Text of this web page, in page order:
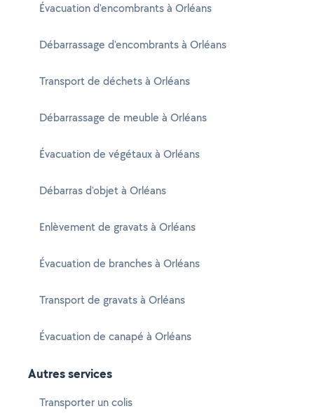
Évacuation d'encombrants à Orléans
Débarrassage d'encombrants à Orléans
Transport de déchets à Orléans
Débarrassage de meuble à Orléans
Évacuation de végétaux à Orléans
Débarras d'objet à Orléans
Enlèvement de gravats à Orléans
Évacuation de branches à Orléans
Transport de gravats à Orléans
Évacuation de canapé à Orléans
Autres services
Transporter un colis